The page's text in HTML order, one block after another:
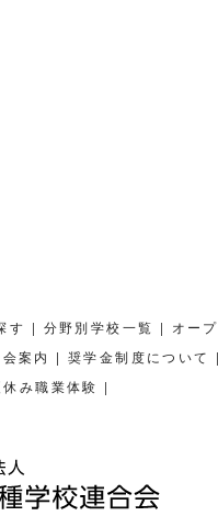
す | 分野別学校一覧 | オー
案内 | 奨学金制度について |
休み職業体験 |